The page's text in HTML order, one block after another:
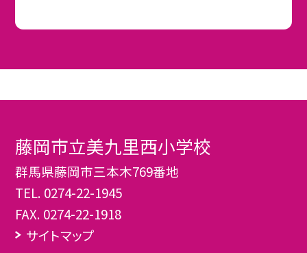
藤岡市立美九里西小学校
群馬県藤岡市三本木769番地
TEL. 0274-22-1945
FAX. 0274-22-1918
サイトマップ